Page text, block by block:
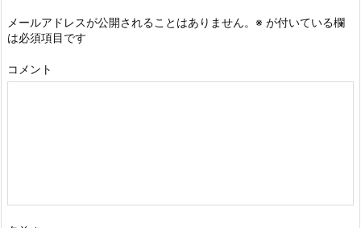
メールアドレスが公開されることはありません。 ※ が付いている欄
は必須項目です
コメント